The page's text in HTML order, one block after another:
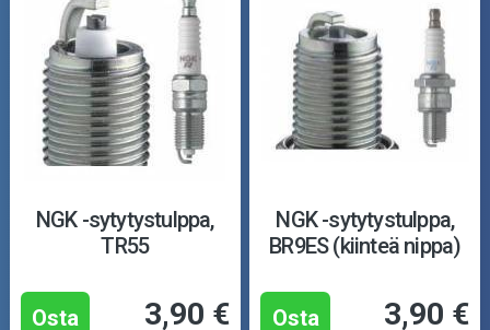
NGK -sytytystulppa,
TR55
Osta 3,90 €
NGK -sytytystulppa,
BR9ES (kiinteä nippa)
Osta 3,90 €